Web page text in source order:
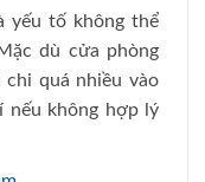
yếu tố không thể
dù cửa phòng
chi quá nhiều vào
nếu không hợp lý